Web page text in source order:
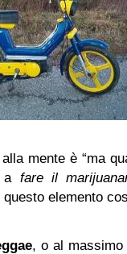
mente è “ma
a fare il
elemento
, o al massimo